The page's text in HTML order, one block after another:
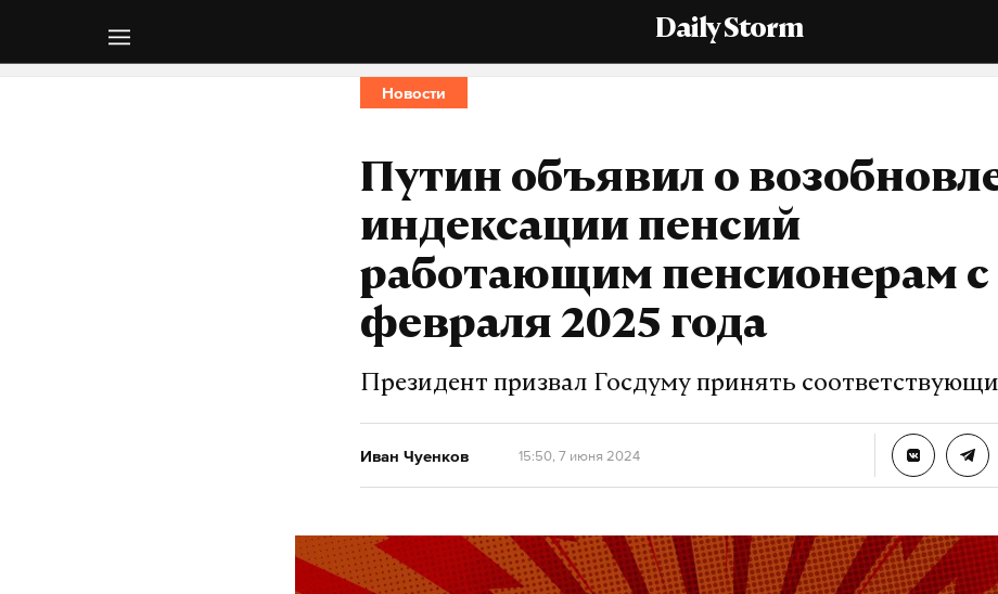
Daily Storm
Новости
Путин объявил о
индексации пенсий
работающим пенсионерам с
февраля 2025 года
Президент призвал Госдуму принять
Иван Чуенков 15:50, 7 июня 2024